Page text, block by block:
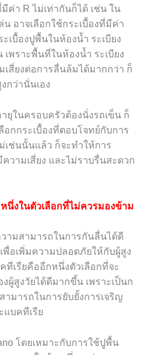
ค่า R ไม่เท่ากันก็ได้ เช่น ใน
อาจเลือกใช้กระเบื้องที่มีค่า
เบื้องปูพื้นในห้องน้ำ ระเบียง
พราะพื้นที่ในห้องน้ำ ระเบียง
สี่ยงต่อการลื่นล้มได้มากกว่า ก็
กว่านั่นเอง
ในครอบครัวต้องนั่งรถเข็น ก็
อกกระเบื้องที่ตอบโจทย์กับการ
เช่นนั้นแล้ว ก็จะทำให้การ
ามเสี่ยง และไม่ราบรื่นสะดวก
นึ่งในตัวเลือกที่ไม่ควรมองข้าม
ามสามารถในการกันลื่นได้ดี
พื่อเพิ่มความปลอดภัยให้กับผู้สูง
ทีเรียคืออีกหนึ่งตัวเลือกที่จะ
ผู้สูงวัยได้ดีมากขึ้น เพราะเป็นก
มารถในการยับยั้งการเจริญ
แบคทีเรีย
โดยเหมาะกับการใช้ปูพื้น